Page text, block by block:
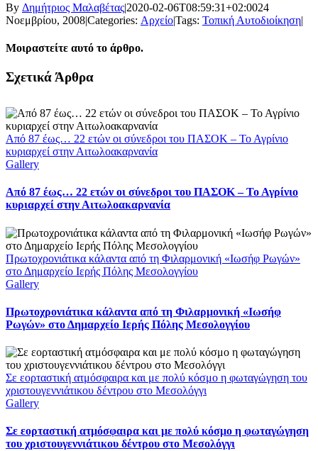
By Δημήτριος Μαλαβέτας|2020-02-06T08:59:31+02:0024
Νοεμβρίου, 2008|Categories: Αρχείο|Tags: Τοπική Αυτοδιοίκηση|
Μοιραστείτε αυτό το άρθρο.
Facebook
X
LinkedIn
WhatsApp
Email
Σχετικά Άρθρα
Από 87 έως… 22 ετών οι σύνεδροι του ΠΑΣΟΚ – Το Αγρίνιο
κυριαρχεί στην Αιτωλοακαρνανία
Gallery
Από 87 έως… 22 ετών οι σύνεδροι του ΠΑΣΟΚ – Το Αγρίνιο
κυριαρχεί στην Αιτωλοακαρνανία
Πρωτοχρονιάτικα κάλαντα από τη Φιλαρμονική «Ιωσήφ Ρωγών»
στο Δημαρχείο Ιερής Πόλης Μεσολογγίου
Gallery
Πρωτοχρονιάτικα κάλαντα από τη Φιλαρμονική «Ιωσήφ
Ρωγών» στο Δημαρχείο Ιερής Πόλης Μεσολογγίου
Σε εορταστική ατμόσφαιρα και με πολύ κόσμο η φωταγώγηση του
χριστουγεννιάτικου δέντρου στο Μεσολόγγι
Gallery
Σε εορταστική ατμόσφαιρα και με πολύ κόσμο η φωταγώγηση
του χριστουγεννιάτικου δέντρου στο Μεσολόγγι